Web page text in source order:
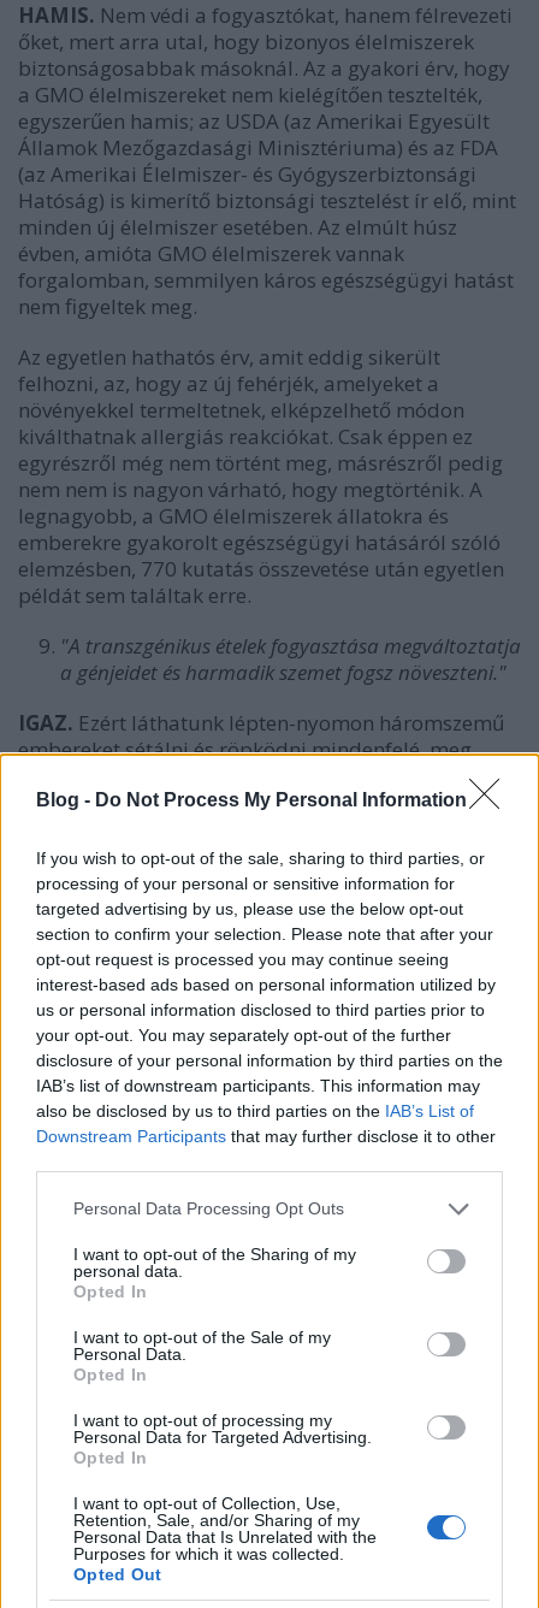
Blog - Do Not Process My Personal Information
If you wish to opt-out of the sale, sharing to third parties, or
processing of your personal or sensitive information for
targeted advertising by us, please use the below opt-out
section to confirm your selection. Please note that after your
opt-out request is processed you may continue seeing
interest-based ads based on personal information utilized by
us or personal information disclosed to third parties prior to
your opt-out. You may separately opt-out of the further
disclosure of your personal information by third parties on the
IAB’s list of downstream participants. This information may
also be disclosed by us to third parties on the IAB’s List of
Downstream Participants that may further disclose it to other
Please note that this website/app uses one or more Google
not limited to your visit or usage behaviour. You may click to
grant or deny consent to Google and its third-party tags to
use your data for below specified purposes in below Google
consent section.
Personal Data Processing Opt Outs
I want to opt-out of the Sharing of my
personal data.
Opted In
I want to opt-out of the Sale of my
Personal Data.
Opted In
I want to opt-out of processing my
Personal Data for Targeted Advertising.
Opted In
I want to opt-out of Collection, Use,
Retention, Sale, and/or Sharing of my
Personal Data that Is Unrelated with the
Purposes for which it was collected.
Opted Out
HAMIS. Nem védi a fogyasztókat, hanem félrevezeti
őket, mert arra utal, hogy bizonyos élelmiszerek
biztonságosabbak másoknál. Az a gyakori érv, hogy
a GMO élelmiszereket nem kielégítően tesztelték,
egyszerűen hamis; az USDA (az Amerikai Egyesült
Államok Mezőgazdasági Minisztériuma) és az FDA
(az Amerikai Élelmiszer- és Gyógyszerbiztonsági
Hatóság) is kimerítő biztonsági tesztelést ír elő, mint
minden új élelmiszer esetében. Az elmúlt húsz
évben, amióta GMO élelmiszerek vannak
forgalomban, semmilyen káros egészségügyi hatást
nem figyeltek meg.
Az egyetlen hathatós érv, amit eddig sikerült
felhozni, az, hogy az új fehérjék, amelyeket a
növényekkel termeltetnek, elképzelhető módon
kiválthatnak allergiás reakciókat. Csak éppen ez
egyrészről még nem történt meg, másrészről pedig
nem nem is nagyon várható, hogy megtörténik. A
legnagyobb, a GMO élelmiszerek állatokra és
emberekre gyakorolt egészségügyi hatásáról szóló
elemzésben, 770 kutatás összevetése után egyetlen
példát sem találtak erre.
"A transzgénikus ételek fogyasztása megváltoztatja
a génjeidet és harmadik szemet fogsz növeszteni."
IGAZ. Ezért láthatunk lépten-nyomon háromszemű
embereket sétálni és röpködni mindenfelé, meg
az, hogy HAMIS. Amikor valamit megeszel, a tested
nem építi be az elfogyasztott élelemben lévő géneket
a saját DNS-edbe. Az emésztőrendszer teljesen
másként működik. A táplálékkal a testedbe kerülő
gének az emésztés során alkotóelemeikre,
nukleotidokra bomlanak. Nincs olyan mechanizmus,
aminek folytán az emésztőrendszereden lebontás
nélkül áthaladó gének, valamilyen komplex
génbeültetés eredményeként átvehetnék az uralmat
a tested felett. Ez egy jó sci-finek elment John
Carpenter A dolog c. regényében, de a valóságban az
emésztés nem így működik.
kukoricát és örvendj, mert valószínűleg nem vagy
csak nagyon kevés gyomirtóval és rovarirtóval
permetezték be, amiatt pedig végképp ne aggódj,
hogy harmadik szemed nőhet.
A cikket a szerző engedélyével fordítottuk le és tesszük
© 2015 Skeptoid Media, Inc.Copyright information
Felhasznált irodalom
Borel, B. "Core Truths."